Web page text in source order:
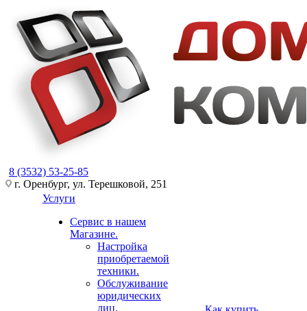
8 (3532) 53-25-85
г. Оренбург, ул. Терешковой, 251
Услуги
Сервис в нашем
Магазине.
Настройка
приобретаемой
техники.
Обслуживание
юридических
лиц.